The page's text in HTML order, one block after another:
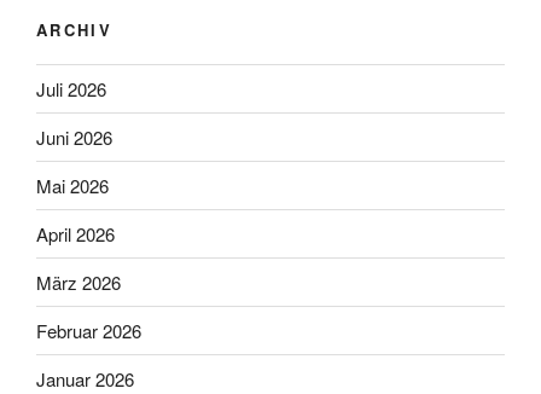
ARCHIV
Juli 2026
Juni 2026
Mai 2026
April 2026
März 2026
Februar 2026
Januar 2026